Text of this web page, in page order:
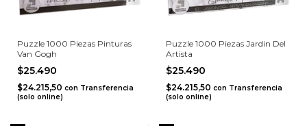
Puzzle 1000 Piezas Pinturas
Van Gogh
$25.490
$24.215,50 con Transferencia
(solo online)
Puzzle 1000 Piezas Jardin Del
Artista
$25.490
$24.215,50 con Transferencia
(solo online)